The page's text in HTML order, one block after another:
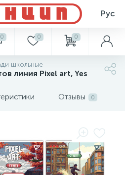
Рус
0 0 0
школьные
линия Pixel art, Yes
Отзывы 0